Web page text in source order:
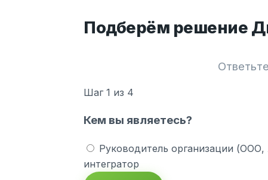
Подберём решение
Шаг 1 из 4
Кем вы являетесь?
Руководитель организации (ООО,
интегратор